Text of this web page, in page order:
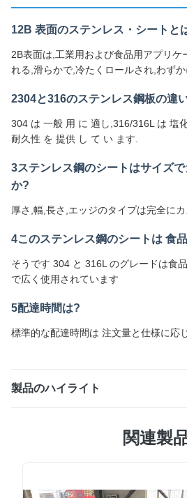
12B 表面のステンレス・シートと
2B表面は,工業用および食品用アプリケ
れる,滑らかで,冷たくロールされ,わず
2304と316のステンレス鋼板の違
304 は 一般 用 に 適し,316/316L は 塩
耐久性 を 提供 し て い ます.
3ステンレス鋼のシートはサイズ
か?
厚さ,幅,長さ,エッジのタイプは完全に
4このステンレス鋼のシートは 食
そうです 304 と 316L のグレードは食
で広く使用されています
5配達時間は?
標準的な配達時間は 注文量と仕様に応
製品のハイライト
品質の冷たいロール工業プレート
面仕上げで,このステンレス鋼板
関連製